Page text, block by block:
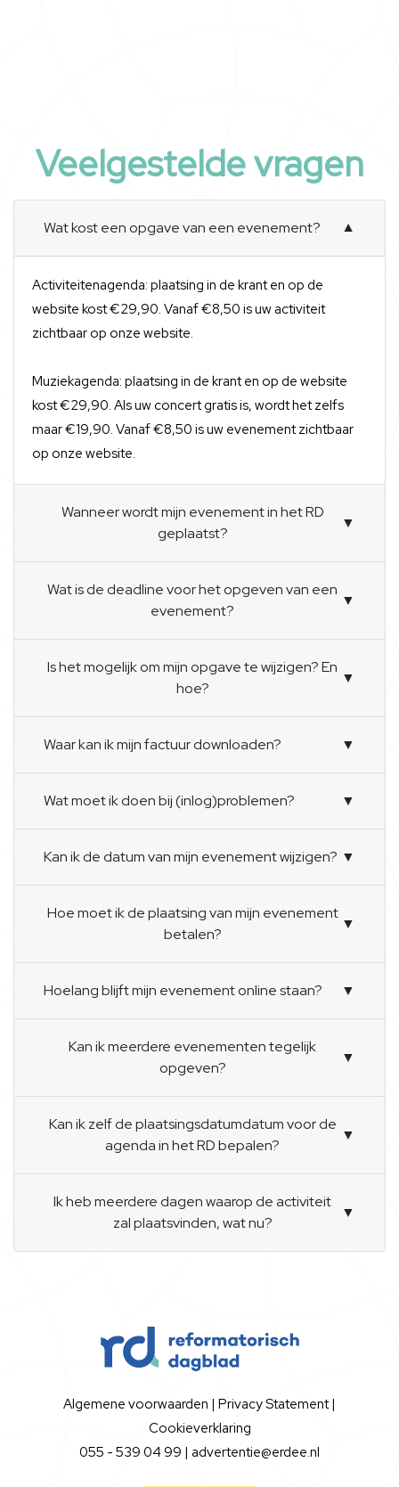
Veelgestelde vragen
Wat kost een opgave van een evenement? ▼
Activiteitenagenda: plaatsing in de krant en op de
website kost €29,90. Vanaf €8,50 is uw activiteit
zichtbaar op onze website.
Muziekagenda: plaatsing in de krant en op de website
kost €29,90. Als uw concert gratis is, wordt het zelfs
maar €19,90. Vanaf €8,50 is uw evenement zichtbaar
op onze website.
Wanneer wordt mijn evenement in het RD
geplaatst?
▼
Wat is de deadline voor het opgeven van een
evenement?
▼
Is het mogelijk om mijn opgave te wijzigen? En
hoe?
▼
Waar kan ik mijn factuur downloaden? ▼
Wat moet ik doen bij (inlog)problemen? ▼
Kan ik de datum van mijn evenement wijzigen? ▼
Hoe moet ik de plaatsing van mijn evenement
betalen?
▼
Hoelang blijft mijn evenement online staan? ▼
Kan ik meerdere evenementen tegelijk
opgeven?
▼
Kan ik zelf de plaatsingsdatumdatum voor de
agenda in het RD bepalen?
▼
Ik heb meerdere dagen waarop de activiteit
zal plaatsvinden, wat nu?
▼
Algemene voorwaarden | Privacy Statement|
Cookieverklaring
055 - 539 04 99 | advertentie@erdee.nl